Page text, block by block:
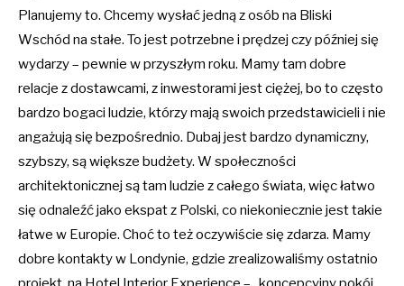
Planujemy to. Chcemy wysłać jedną z osób na Bliski
Wschód na stałe. To jest potrzebne i prędzej czy później się
wydarzy – pewnie w przyszłym roku. Mamy tam dobre
relacje z dostawcami, z inwestorami jest ciężej, bo to często
bardzo bogaci ludzie, którzy mają swoich przedstawicieli i nie
angażują się bezpośrednio. Dubaj jest bardzo dynamiczny,
szybszy, są większe budżety. W społeczności
architektonicznej są tam ludzie z całego świata, więc łatwo
się odnaleźć jako ekspat z Polski, co niekoniecznie jest takie
łatwe w Europie. Choć to też oczywiście się zdarza. Mamy
dobre kontakty w Londynie, gdzie zrealizowaliśmy ostatnio